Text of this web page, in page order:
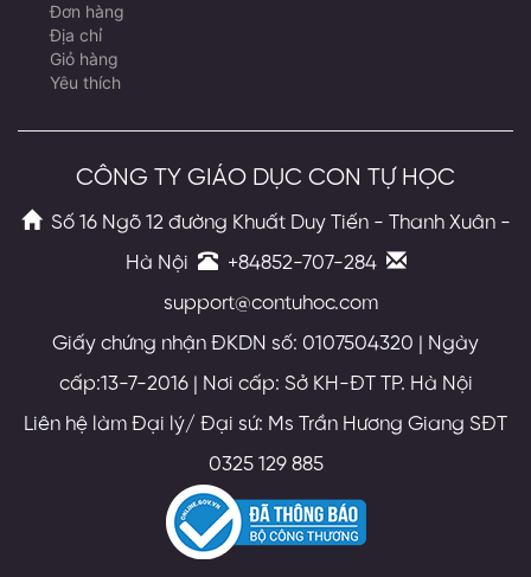
Đơn hàng
Địa chỉ
Giỏ hàng
Yêu thích
CÔNG TY GIÁO DỤC CON TỰ HỌC
Số 16 Ngõ 12 đường Khuất Duy Tiến - Thanh Xuân -
Hà Nội
+84852-707-284
support@contuhoc.com
Giấy chứng nhận ĐKDN số: 0107504320 | Ngày
cấp:13-7-2016 | Nơi cấp: Sở KH-ĐT TP. Hà Nội
Liên hệ làm Đại lý/ Đại sứ: Ms Trần Hương Giang SĐT
0325 129 885